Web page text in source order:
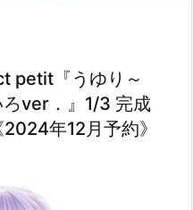
petit『うゆり～
ver．』1/3 完成
年12月予約》